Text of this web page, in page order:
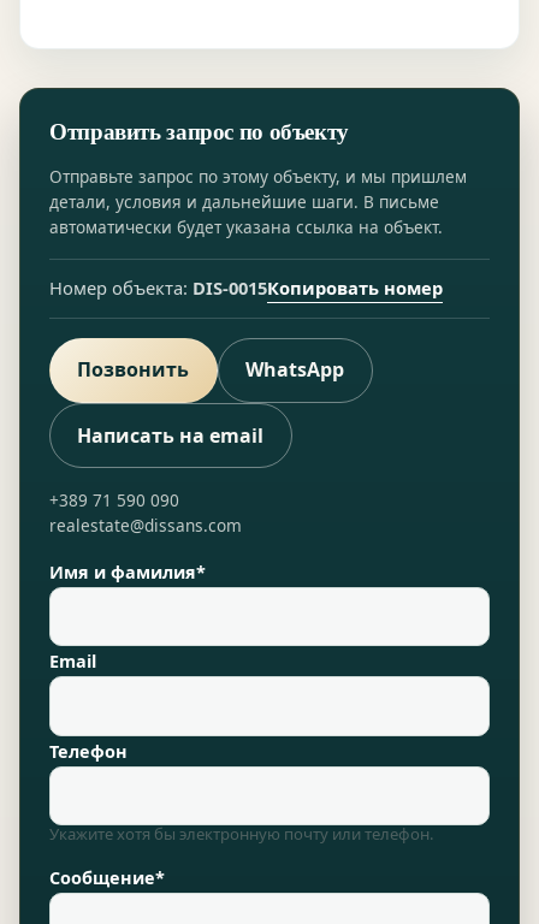
Отправить запрос по объекту
Отправьте запрос по этому объекту, и мы пришлем
детали, условия и дальнейшие шаги. В письме
автоматически будет указана ссылка на объект.
Номер объекта: DIS-0015Копировать номер
Позвонить WhatsApp
Написать на email
+389 71 590 090
realestate@dissans.com
Имя и фамилия*
Email
Телефон
Укажите хотя бы электронную почту или телефон.
Сообщение*